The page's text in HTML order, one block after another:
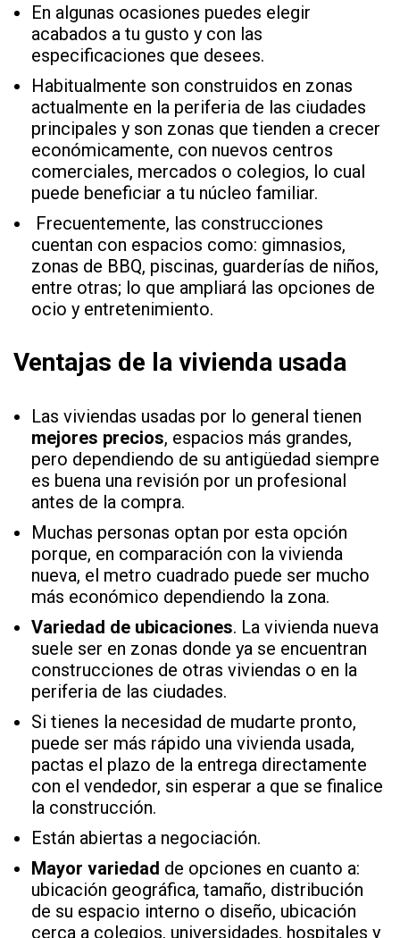
En algunas ocasiones puedes elegir
acabados a tu gusto y con las
especificaciones que desees.
Habitualmente son construidos en zonas
actualmente en la periferia de las ciudades
principales y son zonas que tienden a crecer
económicamente, con nuevos centros
comerciales, mercados o colegios, lo cual
puede beneficiar a tu núcleo familiar.
Frecuentemente, las construcciones
cuentan con espacios como: gimnasios,
zonas de BBQ, piscinas, guarderías de niños,
entre otras; lo que ampliará las opciones de
ocio y entretenimiento.
Ventajas de la vivienda usada
Las viviendas usadas por lo general tienen
mejores precios, espacios más grandes,
pero dependiendo de su antigüedad siempre
es buena una revisión por un profesional
antes de la compra.
Muchas personas optan por esta opción
porque, en comparación con la vivienda
nueva, el metro cuadrado puede ser mucho
más económico dependiendo la zona.
Variedad de ubicaciones. La vivienda nueva
suele ser en zonas donde ya se encuentran
construcciones de otras viviendas o en la
periferia de las ciudades.
Si tienes la necesidad de mudarte pronto,
puede ser más rápido una vivienda usada,
pactas el plazo de la entrega directamente
con el vendedor, sin esperar a que se finalice
la construcción.
Están abiertas a negociación.
Mayor variedad de opciones en cuanto a:
ubicación geográfica, tamaño, distribución
de su espacio interno o diseño, ubicación
cerca a colegios, universidades, hospitales y